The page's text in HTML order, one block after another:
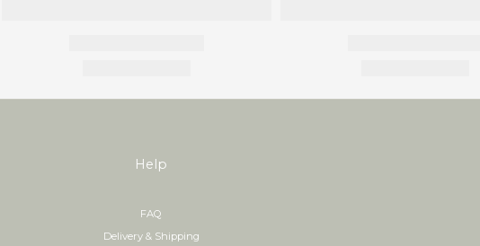
Help
FAQ
Delivery & Shipping